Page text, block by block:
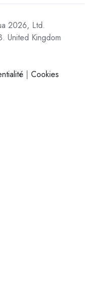
2026, Ltd.
United Kingdom
| Cookies